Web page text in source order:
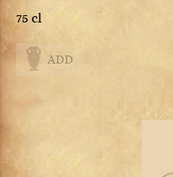
75 cl
ADD